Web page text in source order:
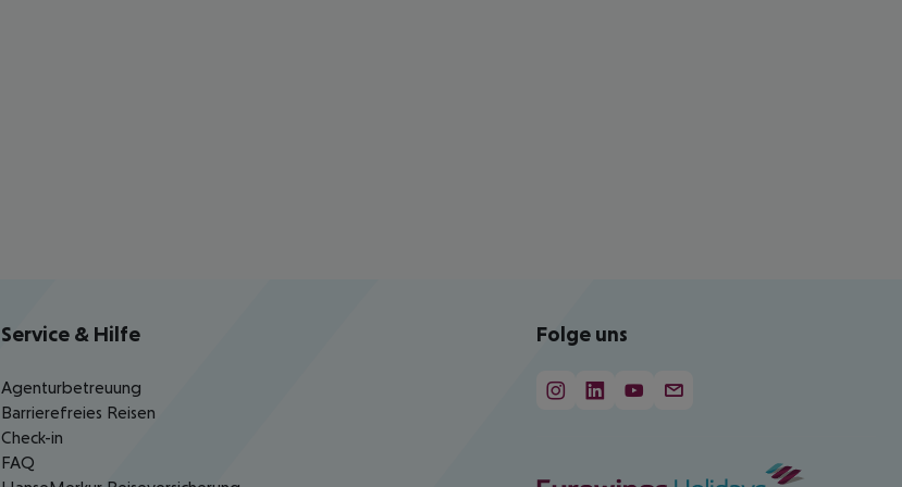
Service & Hilfe
Agenturbetreuung
Barrierefreies Reisen
Check-in
FAQ
Folge uns